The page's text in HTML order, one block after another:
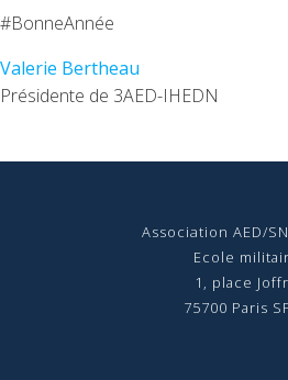
#BonneAnnée
Valerie Bertheau
Présidente de 3AED-IHEDN
Association AED/
Ecole
1, place
75700 Paris